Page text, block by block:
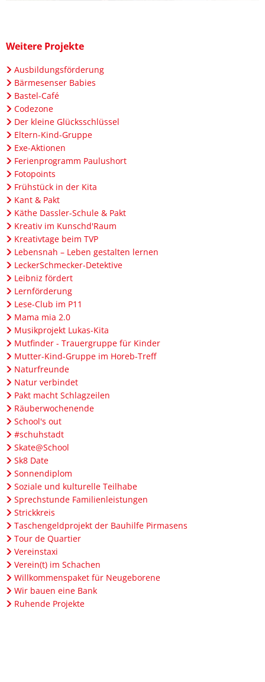
Weitere Projekte
Ausbildungsförderung
Bärmesenser Babies
Bastel-Café
Codezone
Der kleine Glücksschlüssel
Eltern-Kind-Gruppe
Exe-Aktionen
Ferienprogramm Paulushort
Fotopoints
Frühstück in der Kita
Kant & Pakt
Käthe Dassler-Schule & Pakt
Kreativ im Kunschd'Raum
Kreativtage beim TVP
Lebensnah – Leben gestalten lernen
LeckerSchmecker-Detektive
Leibniz fördert
Lernförderung
Lese-Club im P11
Mama mia 2.0
Musikprojekt Lukas-Kita
Mutfinder - Trauergruppe für Kinder
Mutter-Kind-Gruppe im Horeb-Treff
Naturfreunde
Natur verbindet
Pakt macht Schlagzeilen
Räuberwochenende
School's out
#schuhstadt
Skate@School
Sk8 Date
Sonnendiplom
Soziale und kulturelle Teilhabe
Sprechstunde Familienleistungen
Strickkreis
Taschengeldprojekt der Bauhilfe Pirmasens
Tour de Quartier
Vereinstaxi
Verein(t) im Schachen
Willkommenspaket für Neugeborene
Wir bauen eine Bank
Ruhende Projekte